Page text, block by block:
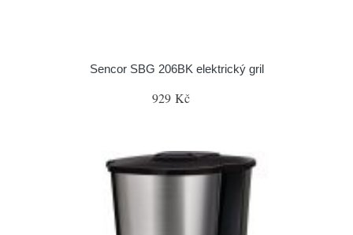
Sencor SBG 206BK elektrický gril
929 Kč